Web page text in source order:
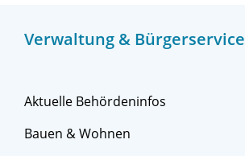
Verwaltung & Bürgerservice
Aktuelle Behördeninfos
Bauen & Wohnen